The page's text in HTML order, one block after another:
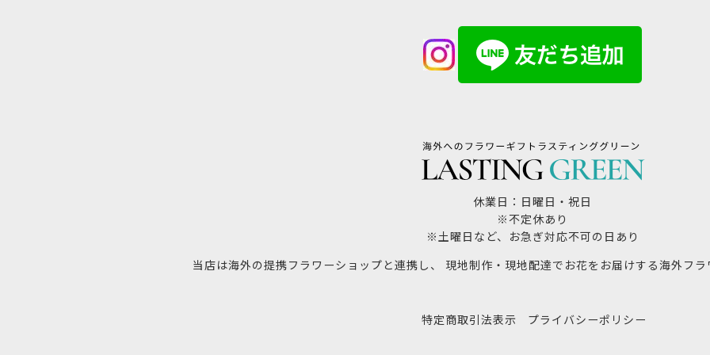
休業日：日曜日・祝日
※不定休あり
※土曜日など、お急ぎ対応不可の日あり
当店は海外の提携フラワーショップと連携し、 現地制作・現地配達でお花をお届けする海外フラ
特定商取引法表示 プライバシーポリシー